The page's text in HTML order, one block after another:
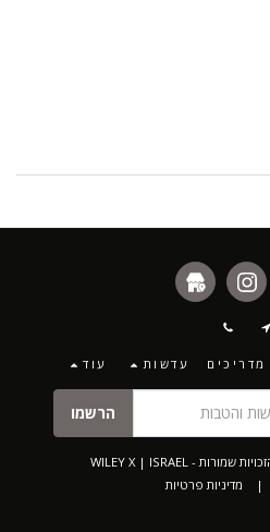
מדריכים עדשות עוד
הרשמו
WILEY X | ISRAEL
| מדיניות פרטיות